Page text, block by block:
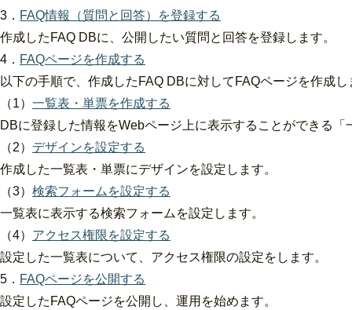
3． FAQ情報（質問と回答）を登録する
作成したFAQ DBに、公開したい質問と回答を登録します。
4． FAQページを作成する
以下の手順で、作成したFAQ DBに対してFAQページを作成し
（1） 一覧表・単票を作成する
DBに登録した情報をWebページ上に表示することができる
（2） デザインを設定する
作成した一覧表・単票にデザインを設定します。
（3） 検索フォームを設定する
一覧表に表示する検索フォームを設定します。
（4） アクセス権限を設定する
設定した一覧表について、アクセス権限の設定をします。
5． FAQページを公開する
設定したFAQページを公開し、運用を始めます。